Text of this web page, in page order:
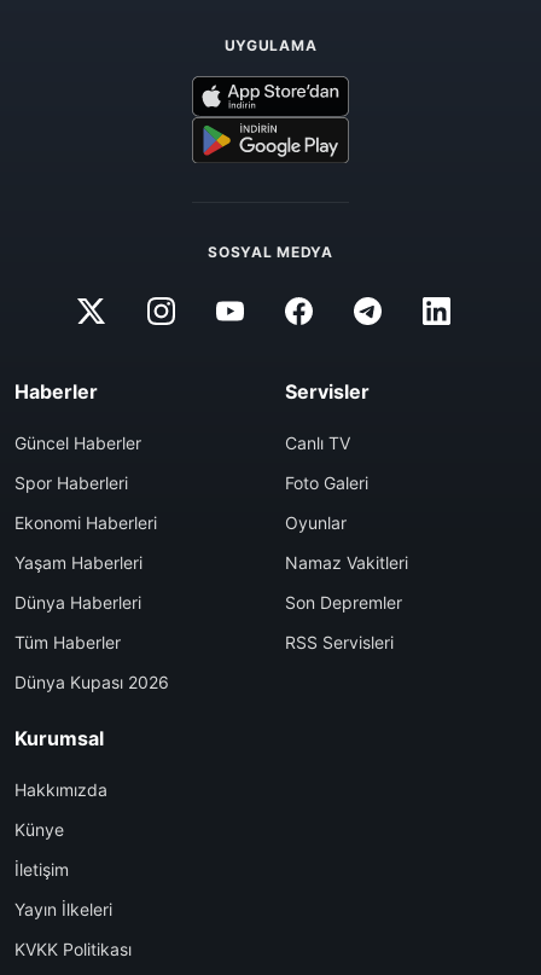
UYGULAMA
SOSYAL MEDYA
Haberler
Güncel Haberler
Spor Haberleri
Ekonomi Haberleri
Yaşam Haberleri
Dünya Haberleri
Tüm Haberler
Dünya Kupası 2026
Servisler
Canlı TV
Foto Galeri
Oyunlar
Namaz Vakitleri
Son Depremler
RSS Servisleri
Kurumsal
Hakkımızda
Künye
İletişim
Yayın İlkeleri
KVKK Politikası